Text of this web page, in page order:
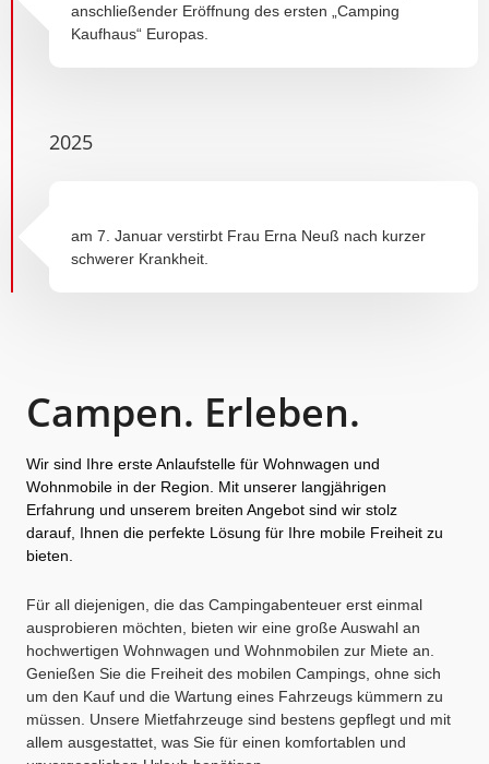
anschließender Eröffnung des ersten „Camping
Kaufhaus“ Europas.
am 7. Januar verstirbt Frau Erna Neuß nach kurzer
schwerer Krankheit.
2025
Campen. Erleben.
Wir sind Ihre erste Anlaufstelle für Wohnwagen und
Wohnmobile in der Region. Mit unserer langjährigen
Erfahrung und unserem breiten Angebot sind wir stolz
darauf, Ihnen die perfekte Lösung für Ihre mobile Freiheit zu
bieten.
Für all diejenigen, die das Campingabenteuer erst einmal
ausprobieren möchten, bieten wir eine große Auswahl an
hochwertigen Wohnwagen und Wohnmobilen zur Miete an.
Genießen Sie die Freiheit des mobilen Campings, ohne sich
um den Kauf und die Wartung eines Fahrzeugs kümmern zu
müssen. Unsere Mietfahrzeuge sind bestens gepflegt und mit
allem ausgestattet, was Sie für einen komfortablen und